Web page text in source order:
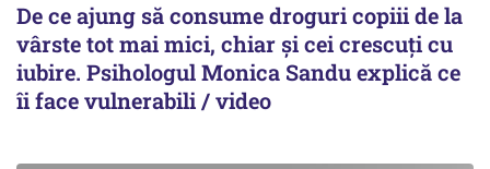
De ce ajung să consume droguri copiii de la
vârste tot mai mici, chiar și cei crescuți cu
iubire. Psihologul Monica Sandu explică ce
îi face vulnerabili / video